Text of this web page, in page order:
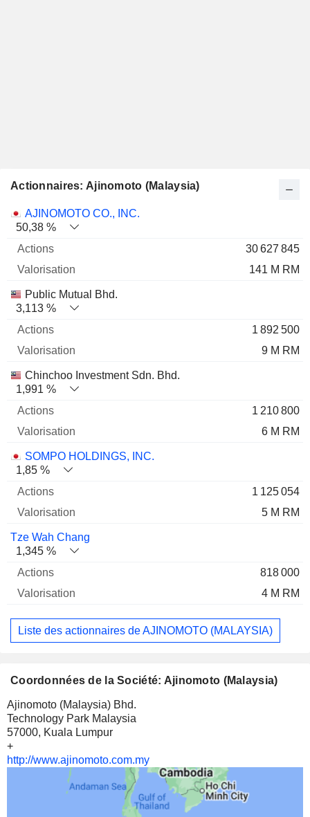
Actionnaires: Ajinomoto (Malaysia)
Nom Actions % Valorisation
AJINOMOTO CO., INC.
50,38 %
30 627 845
141 M RM
Public Mutual Bhd.
3,113 %
1 892 500
9 M RM
Chinchoo Investment Sdn. Bhd.
1,991 %
1 210 800
6 M RM
SOMPO HOLDINGS, INC.
1,85 %
1 125 054
5 M RM
Tze Wah Chang
1,345 %
818 000
4 M RM
Liste des actionnaires de AJINOMOTO (MALAYSIA)
Coordonnées de la Société: Ajinomoto (Malaysia)
Ajinomoto (Malaysia) Bhd.
Technology Park Malaysia
57000, Kuala Lumpur
+
http://www.ajinomoto.com.my